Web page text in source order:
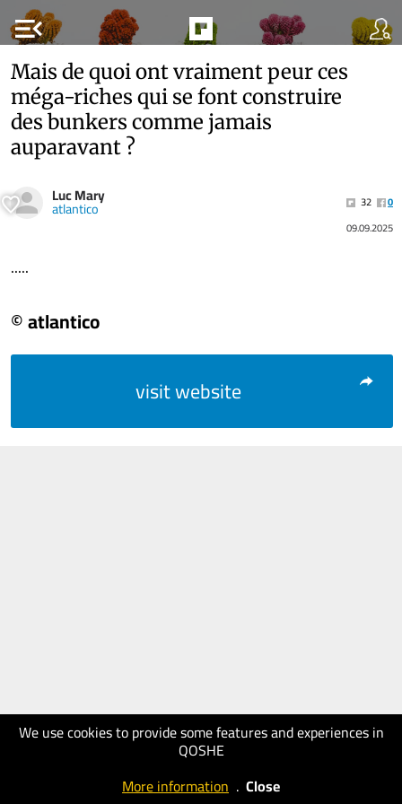
menu_open
We use cookies to provide some features and experiences in
QOSHE
More information . Close
Mais de quoi ont vraiment peur ces
méga-riches qui se font construire
des bunkers comme jamais
auparavant ?
Luc Mary
atlantico 32
0
09.09.2025
.....
© atlantico
visit website